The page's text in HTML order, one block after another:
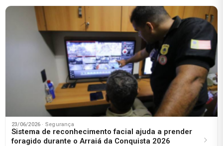
23/06/2026 · Segurança
Sistema de reconhecimento facial ajuda a prender
foragido durante o Arraiá da Conquista 2026